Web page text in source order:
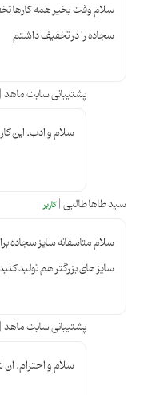
سلام وقت بخیر همه کارها
سجاده را در تخفیف داشتم
پشتیبانی سایت
سلام و ادب. این
سید طاها طالبی |کاربر
سلام متاسفانه سایز سجاده
سایز های بزرگتر هم تولید
پشتیبانی سایت
سلام و احترام. ان